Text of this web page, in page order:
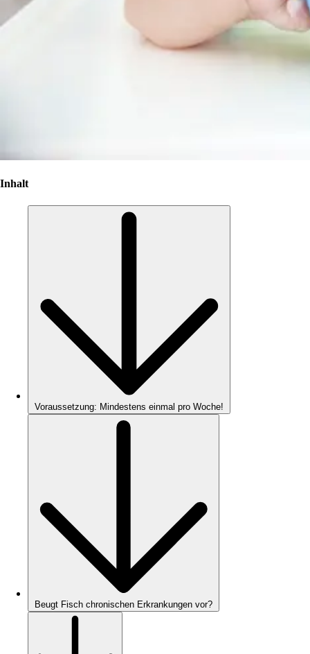
Inhalt
Voraussetzung: Mindestens einmal pro Woche!
Beugt Fisch chronischen Erkrankungen vor?